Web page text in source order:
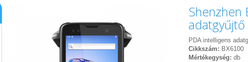
Shenzhen
PDA intelligens
Cikkszám: BX6100
Mértékegység:db